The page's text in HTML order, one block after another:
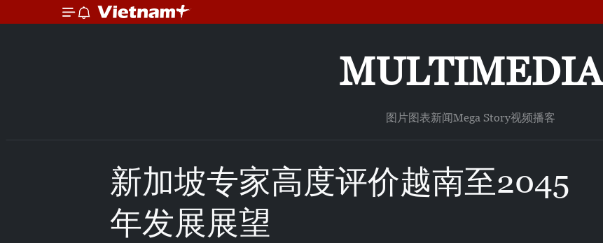
MULTIMEDIA
图片图表新闻Mega Story视频播客
新加坡专家高度评价越南至2045
年发展展望